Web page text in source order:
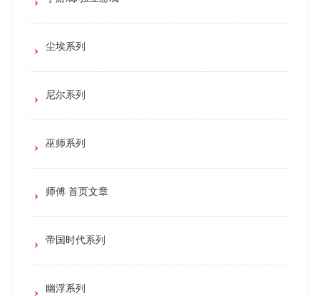
尘埃系列
尼尔系列
巫师系列
师傅 首页文章
帝国时代系列
幽浮系列